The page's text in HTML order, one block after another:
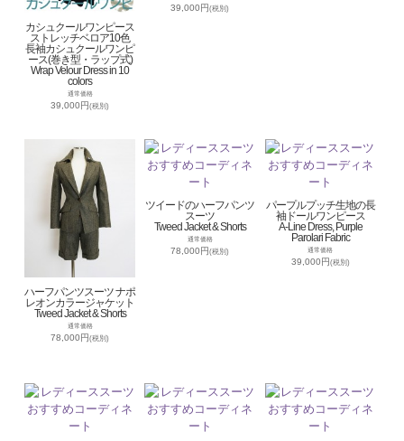
カシュクールワンピース
ストレッチベロア10色
長袖カシュクールワンピ
ース(巻き型・ラップ式)
Wrap Velour Dress in 10
colors
通常価格
39,000円(税別)
39,000円(税別)
ハーフパンツスーツ ナポ
レオンカラージャケット
Tweed Jacket & Shorts
通常価格
78,000円(税別)
ツイードのハーフパンツ
スーツ
Tweed Jacket & Shorts
通常価格
78,000円(税別)
パープルプッチ生地の長
袖ドールワンピース
A-Line Dress, Purple
Parolari Fabric
通常価格
39,000円(税別)